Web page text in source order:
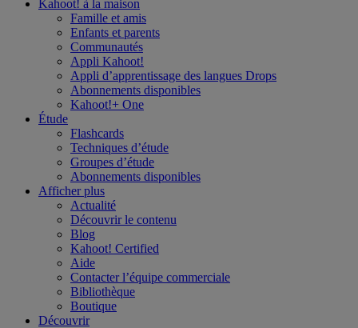
Kahoot! à la maison
Famille et amis
Enfants et parents
Communautés
Appli Kahoot!
Appli d’apprentissage des langues Drops
Abonnements disponibles
Kahoot!+ One
Étude
Flashcards
Techniques d’étude
Groupes d’étude
Abonnements disponibles
Afficher plus
Actualité
Découvrir le contenu
Blog
Kahoot! Certified
Aide
Contacter l’équipe commerciale
Bibliothèque
Boutique
Découvrir